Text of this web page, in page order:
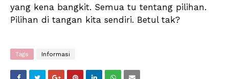
yang kena bangkit. Semua tu tentang pilihan.
Pilihan di tangan kita sendiri. Betul tak?
Tags Informasi